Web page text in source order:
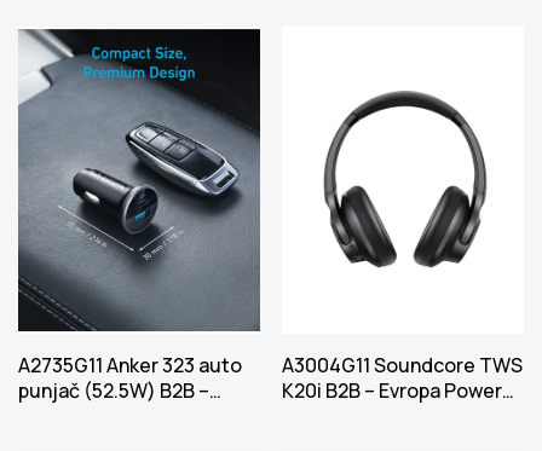
A2735G11 Anker 323 auto
punjač (52.5W) B2B –
A3004G11 Soundcore TWS
K20i B2B – Evropa Power